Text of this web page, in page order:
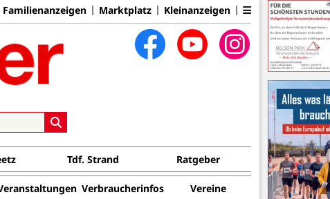
Familienanzeigen Marktplatz Kleinanzeigen
Tdf. Strand Ratgeber
Verbraucherinfos Vereine